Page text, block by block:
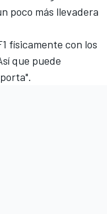
poco más llevadera
físicamente con los
que puede